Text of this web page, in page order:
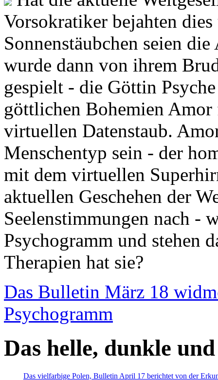
Vorsokratiker bejahten
Sonnenstäubchen seien
wurde dann von ihrem
gespielt - die Göttin
göttlichen Bohemien
virtuellen Datenstaub.
Menschentyp sein - der
mit dem virtuellen
aktuellen Geschehen der
Seelenstimmungen nach -
Psychogramm und stehen
Therapien hat sie?
Das Bulletin März 18
Psychogramm
Das helle, dunkle
Das vielfarbige Polen, Bulletin April 17 berichtet von der